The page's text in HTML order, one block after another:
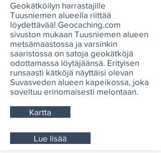
Geokätköilyn harrastajille
Tuusniemen alueella riittää
löydettävää! Geocaching.com
sivuston mukaan Tuusniemen alueen
metsämaastossa ja varsinkin
saaristossa on satoja geokätköjä
odottamassa löytäjäänsä. Erityisen
runsaasti kätköjä näyttäisi olevan
Suvasveden alueen kapeikossa, joka
soveltuu erinomaisesti melontaan.
Kartta
Lue lisää